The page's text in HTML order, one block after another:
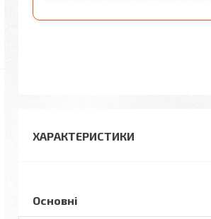
ХАРАКТЕРИСТИКИ
Основні